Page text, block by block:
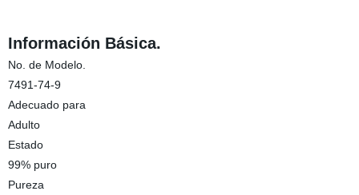
Información Básica.
No. de Modelo.
7491-74-9
Adecuado para
Adulto
Estado
99% puro
Pureza